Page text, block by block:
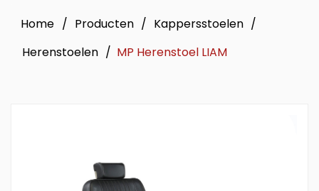
Home / Producten / Kappersstoelen /
Herenstoelen / MP Herenstoel LIAM